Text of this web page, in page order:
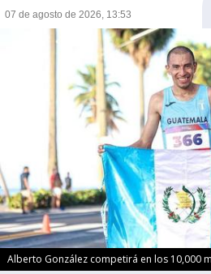
07 de agosto de 2026, 13:53
Alberto González competirá en los 10,000